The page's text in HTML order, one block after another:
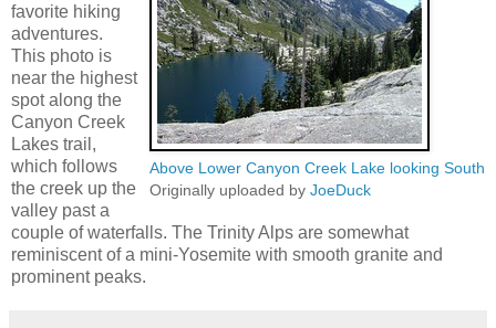
Above Lower Canyon Creek Lake looking South
Originally uploaded by JoeDuck
favorite hiking
adventures.
This photo is
near the highest
spot along the
Canyon Creek
Lakes trail,
which follows
the creek up the
valley past a
couple of waterfalls. The Trinity Alps are somewhat
reminiscent of a mini-Yosemite with smooth granite and
prominent peaks.